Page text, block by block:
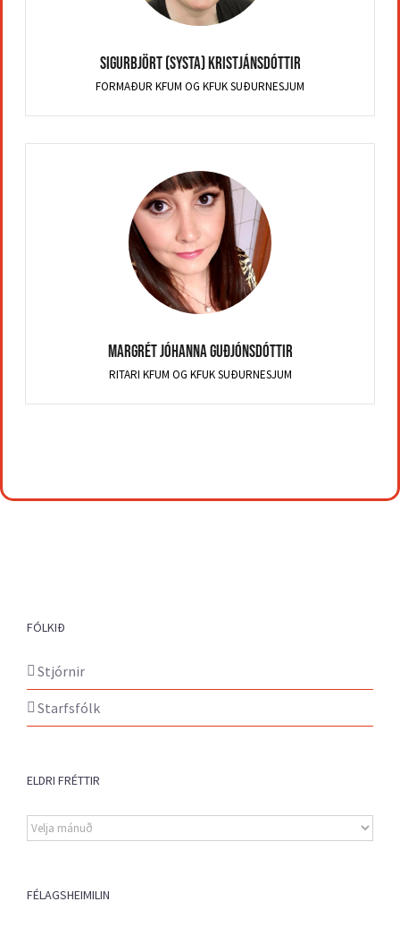
Sigurbjört (Systa) Kristjánsdóttir
FORMAÐUR KFUM OG KFUK SUÐURNESJUM
Margrét Jóhanna Guðjónsdóttir
RITARI KFUM OG KFUK SUÐURNESJUM
FÓLKIÐ
Stjórnir
Starfsfólk
ELDRI FRÉTTIR
Eldri
fréttir
FÉLAGSHEIMILIN